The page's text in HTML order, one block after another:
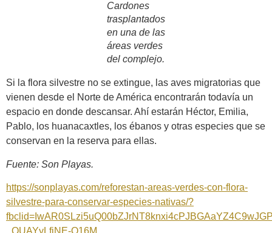
Cardones
trasplantados
en una de las
áreas verdes
del complejo.
Si la flora silvestre no se extingue, las aves migratorias que
vienen desde el Norte de América encontrarán todavía un
espacio en donde descansar. Ahí estarán Héctor, Emilia,
Pablo, los huanacaxtles, los ébanos y otras especies que se
conservan en la reserva para ellas.
Fuente: Son Playas.
https://sonplayas.com/reforestan-areas-verdes-con-flora-
silvestre-para-conservar-especies-nativas/?
_QUAYyLfiNE-Q16M